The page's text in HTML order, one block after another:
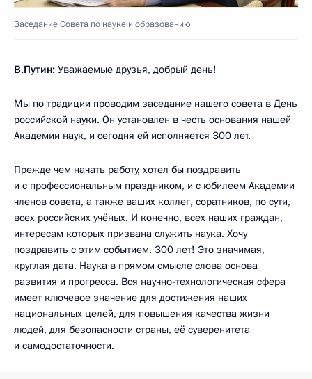
Заседание Совета по науке и образованию
В.Путин: Уважаемые друзья, добрый день!
Мы по традиции проводим заседание нашего совета в День
российской науки. Он установлен в честь основания нашей
Академии наук, и сегодня ей исполняется 300 лет.
Прежде чем начать работу, хотел бы поздравить
и с профессиональным праздником, и с юбилеем Академии
членов совета, а также ваших коллег, соратников, по сути,
всех российских учёных. И конечно, всех наших граждан,
интересам которых призвана служить наука. Хочу
поздравить с этим событием. 300 лет! Это значимая,
круглая дата. Наука в прямом смысле слова основа
развития и прогресса. Вся научно-технологическая сфера
имеет ключевое значение для достижения наших
национальных целей, для повышения качества жизни
людей, для безопасности страны, её суверенитета
и самодостаточности.